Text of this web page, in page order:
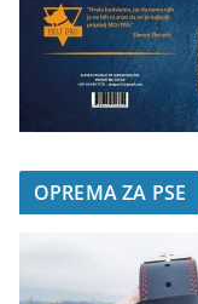
OPREMA ZA PSE